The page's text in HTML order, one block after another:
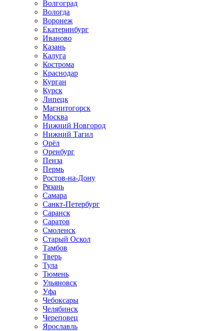
Волгоград
Вологда
Воронеж
Екатеринбург
Иваново
Казань
Калуга
Кострома
Краснодар
Курган
Курск
Липецк
Магнитогорск
Москва
Нижний Новгород
Нижний Тагил
Орёл
Оренбург
Пенза
Пермь
Ростов‑на‑Дону
Рязань
Самара
Санкт‑Петербург
Саранск
Саратов
Смоленск
Старый Оскол
Тамбов
Тверь
Тула
Тюмень
Ульяновск
Уфа
Чебоксары
Челябинск
Череповец
Ярославль